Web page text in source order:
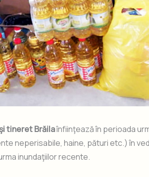
tineret Brăilaînfiinţează în perioada
neperisabile, haine, pături etc.) în
inundaţiilor recente.